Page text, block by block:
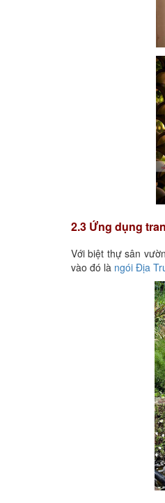
2.3 Ứng dụng
Với biệt thự sân
vào đó là ngói Địa